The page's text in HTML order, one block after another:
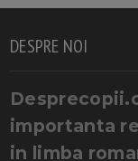
DESPRE NOI
importanta
in limba